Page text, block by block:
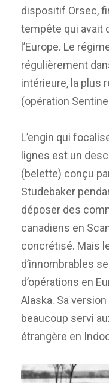
dispositif Orsec,
tempête qui avait
l’Europe. Le
régulièrement
intérieure, la plus
(opération
L’engin qui
lignes est un
(belette) conçu
Studebaker
déposer des
canadiens en
concrétisé. Mais
d’innombrables
d’opérations en
Alaska. Sa
beaucoup servi
étrangère en